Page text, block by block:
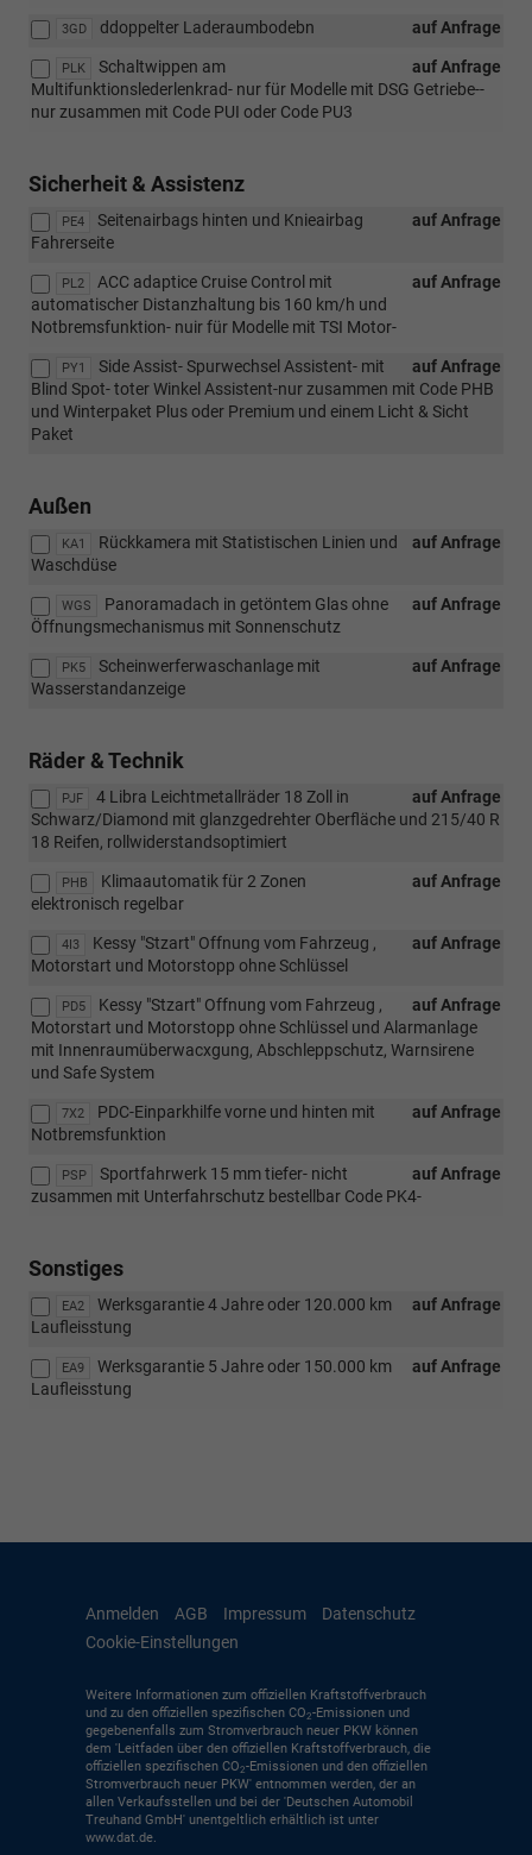
3GD auf Anfrage
ddoppelter Laderaumbodebn
PLK auf Anfrage
Schaltwippen am
Multifunktionslederlenkrad- nur für Modelle mit DSG Getriebe--
nur zusammen mit Code PUI oder Code PU3
Sicherheit & Assistenz
PE4 auf Anfrage
Seitenairbags hinten und Knieairbag
Fahrerseite
PL2 auf Anfrage
ACC adaptice Cruise Control mit
automatischer Distanzhaltung bis 160 km/h und
Notbremsfunktion- nuir für Modelle mit TSI Motor-
PY1 auf Anfrage
Side Assist- Spurwechsel Assistent- mit
Blind Spot- toter Winkel Assistent-nur zusammen mit Code PHB
und Winterpaket Plus oder Premium und einem Licht & Sicht
Paket
Außen
KA1 auf Anfrage
Rückkamera mit Statistischen Linien und
Waschdüse
WGS auf Anfrage
Panoramadach in getöntem Glas ohne
Öffnungsmechanismus mit Sonnenschutz
PK5 auf Anfrage
Scheinwerferwaschanlage mit
Wasserstandanzeige
Räder & Technik
PJF auf Anfrage
4 Libra Leichtmetallräder 18 Zoll in
Schwarz/Diamond mit glanzgedrehter Oberfläche und 215/40 R
18 Reifen, rollwiderstandsoptimiert
PHB auf Anfrage
Klimaautomatik für 2 Zonen
elektronisch regelbar
4I3 auf Anfrage
Kessy "Stzart" Offnung vom Fahrzeug ,
Motorstart und Motorstopp ohne Schlüssel
PD5 auf Anfrage
Kessy "Stzart" Offnung vom Fahrzeug ,
Motorstart und Motorstopp ohne Schlüssel und Alarmanlage
mit Innenraumüberwacxgung, Abschleppschutz, Warnsirene
und Safe System
7X2 auf Anfrage
PDC-Einparkhilfe vorne und hinten mit
Notbremsfunktion
PSP auf Anfrage
Sportfahrwerk 15 mm tiefer- nicht
zusammen mit Unterfahrschutz bestellbar Code PK4-
Sonstiges
EA2 auf Anfrage
Werksgarantie 4 Jahre oder 120.000 km
Laufleisstung
EA9 auf Anfrage
Werksgarantie 5 Jahre oder 150.000 km
Laufleisstung
Anmelden AGB Impressum
Datenschutz
Cookie-Einstellungen
Weitere Informationen zum offiziellen Kraftstoffverbrauch
und zu den offiziellen spezifischen CO2-Emissionen und
gegebenenfalls zum Stromverbrauch neuer PKW können
dem 'Leitfaden über den offiziellen Kraftstoffverbrauch, die
offiziellen spezifischen CO2-Emissionen und den offiziellen
Stromverbrauch neuer PKW' entnommen werden, der an
allen Verkaufsstellen und bei der 'Deutschen Automobil
Treuhand GmbH' unentgeltlich erhältlich ist unter
www.dat.de.